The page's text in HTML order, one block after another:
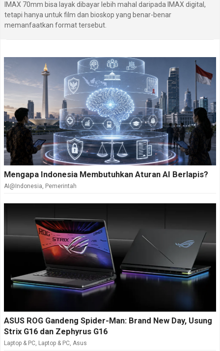
IMAX 70mm bisa layak dibayar lebih mahal daripada IMAX digital,
tetapi hanya untuk film dan bioskop yang benar-benar
memanfaatkan format tersebut.
Mengapa Indonesia Membutuhkan Aturan AI Berlapis?
AI@Indonesia, Pemerintah
ASUS ROG Gandeng Spider-Man: Brand New Day, Usung
Strix G16 dan Zephyrus G16
Laptop & PC, Laptop & PC, Asus